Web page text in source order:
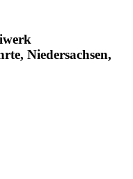
Niedersachsen,